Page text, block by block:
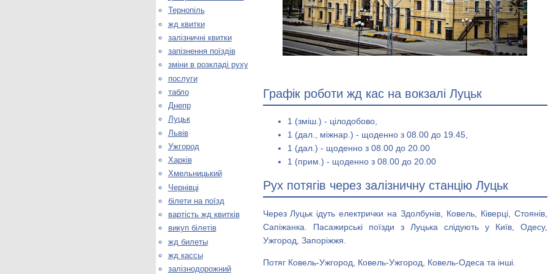
Графік роботи жд кас на вокзалі Луцьк
1 (зміш.) - цілодобово,
1 (дал., міжнар.) - щоденно з 08.00 до 19.45,
1 (дал.) - щоденно з 08.00 до 20.00
1 (прим.) - щоденно з 08.00 до 20.00
Рух потягів через залізничну станцію Луцьк
Через Луцьк ідуть електрички на Здолбунів, Ковель, Ківерці, Стоянів,
Сапіжанка. Пасажирські поїзди з Луцька слідують у Київ, Одесу,
Ужгород, Запоріжжя.
Потяг Ковель-Ужгород, Ковель-Ужгород, Ковель-Одеса та інші.
Тернопіль
жд квитки
залізничні квитки
запізнення поїздів
зміни в розкладі руху
послуги
табло
Днепр
Луцьк
Львів
Ужгород
Харків
Хмельницький
Чернівці
білети на поїзд
вартість жд квитків
викуп білетів
жд билеты
жд кассы
залізнодорожний